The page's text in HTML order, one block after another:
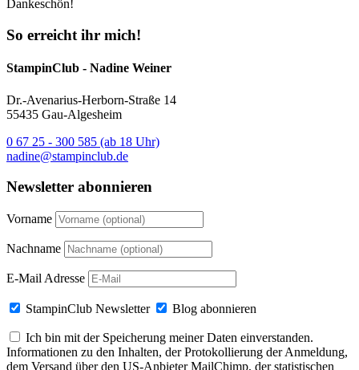
Dankeschön!
So erreicht ihr mich!
StampinClub - Nadine Weiner
Dr.-Avenarius-Herborn-Straße 14
55435 Gau-Algesheim
0 67 25 - 300 585 (ab 18 Uhr)
nadine@stampinclub.de
Newsletter abonnieren
Vorname
Nachname
E-Mail Adresse
StampinClub Newsletter Blog abonnieren
Ich bin mit der Speicherung meiner Daten einverstanden.
Informationen zu den Inhalten, der Protokollierung der Anmeldung,
dem Versand über den US-Anbieter MailChimp, der statistischen